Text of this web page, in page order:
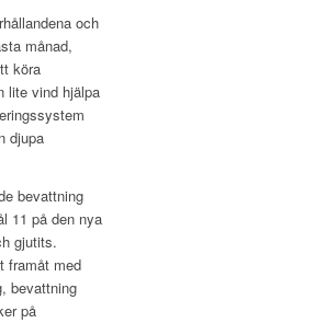
och
månad,
köra
lite vind hjälpa
djupa
bevattning
11 på den nya
gjutits.
framåt med
bevattning
på